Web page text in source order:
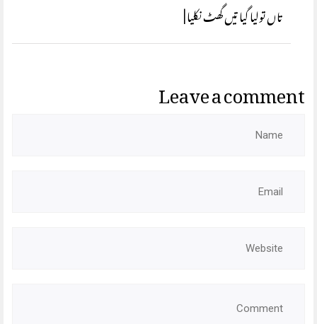
تاں تولیا گیا تیں گھٹ نکلیا |
Leave a comment